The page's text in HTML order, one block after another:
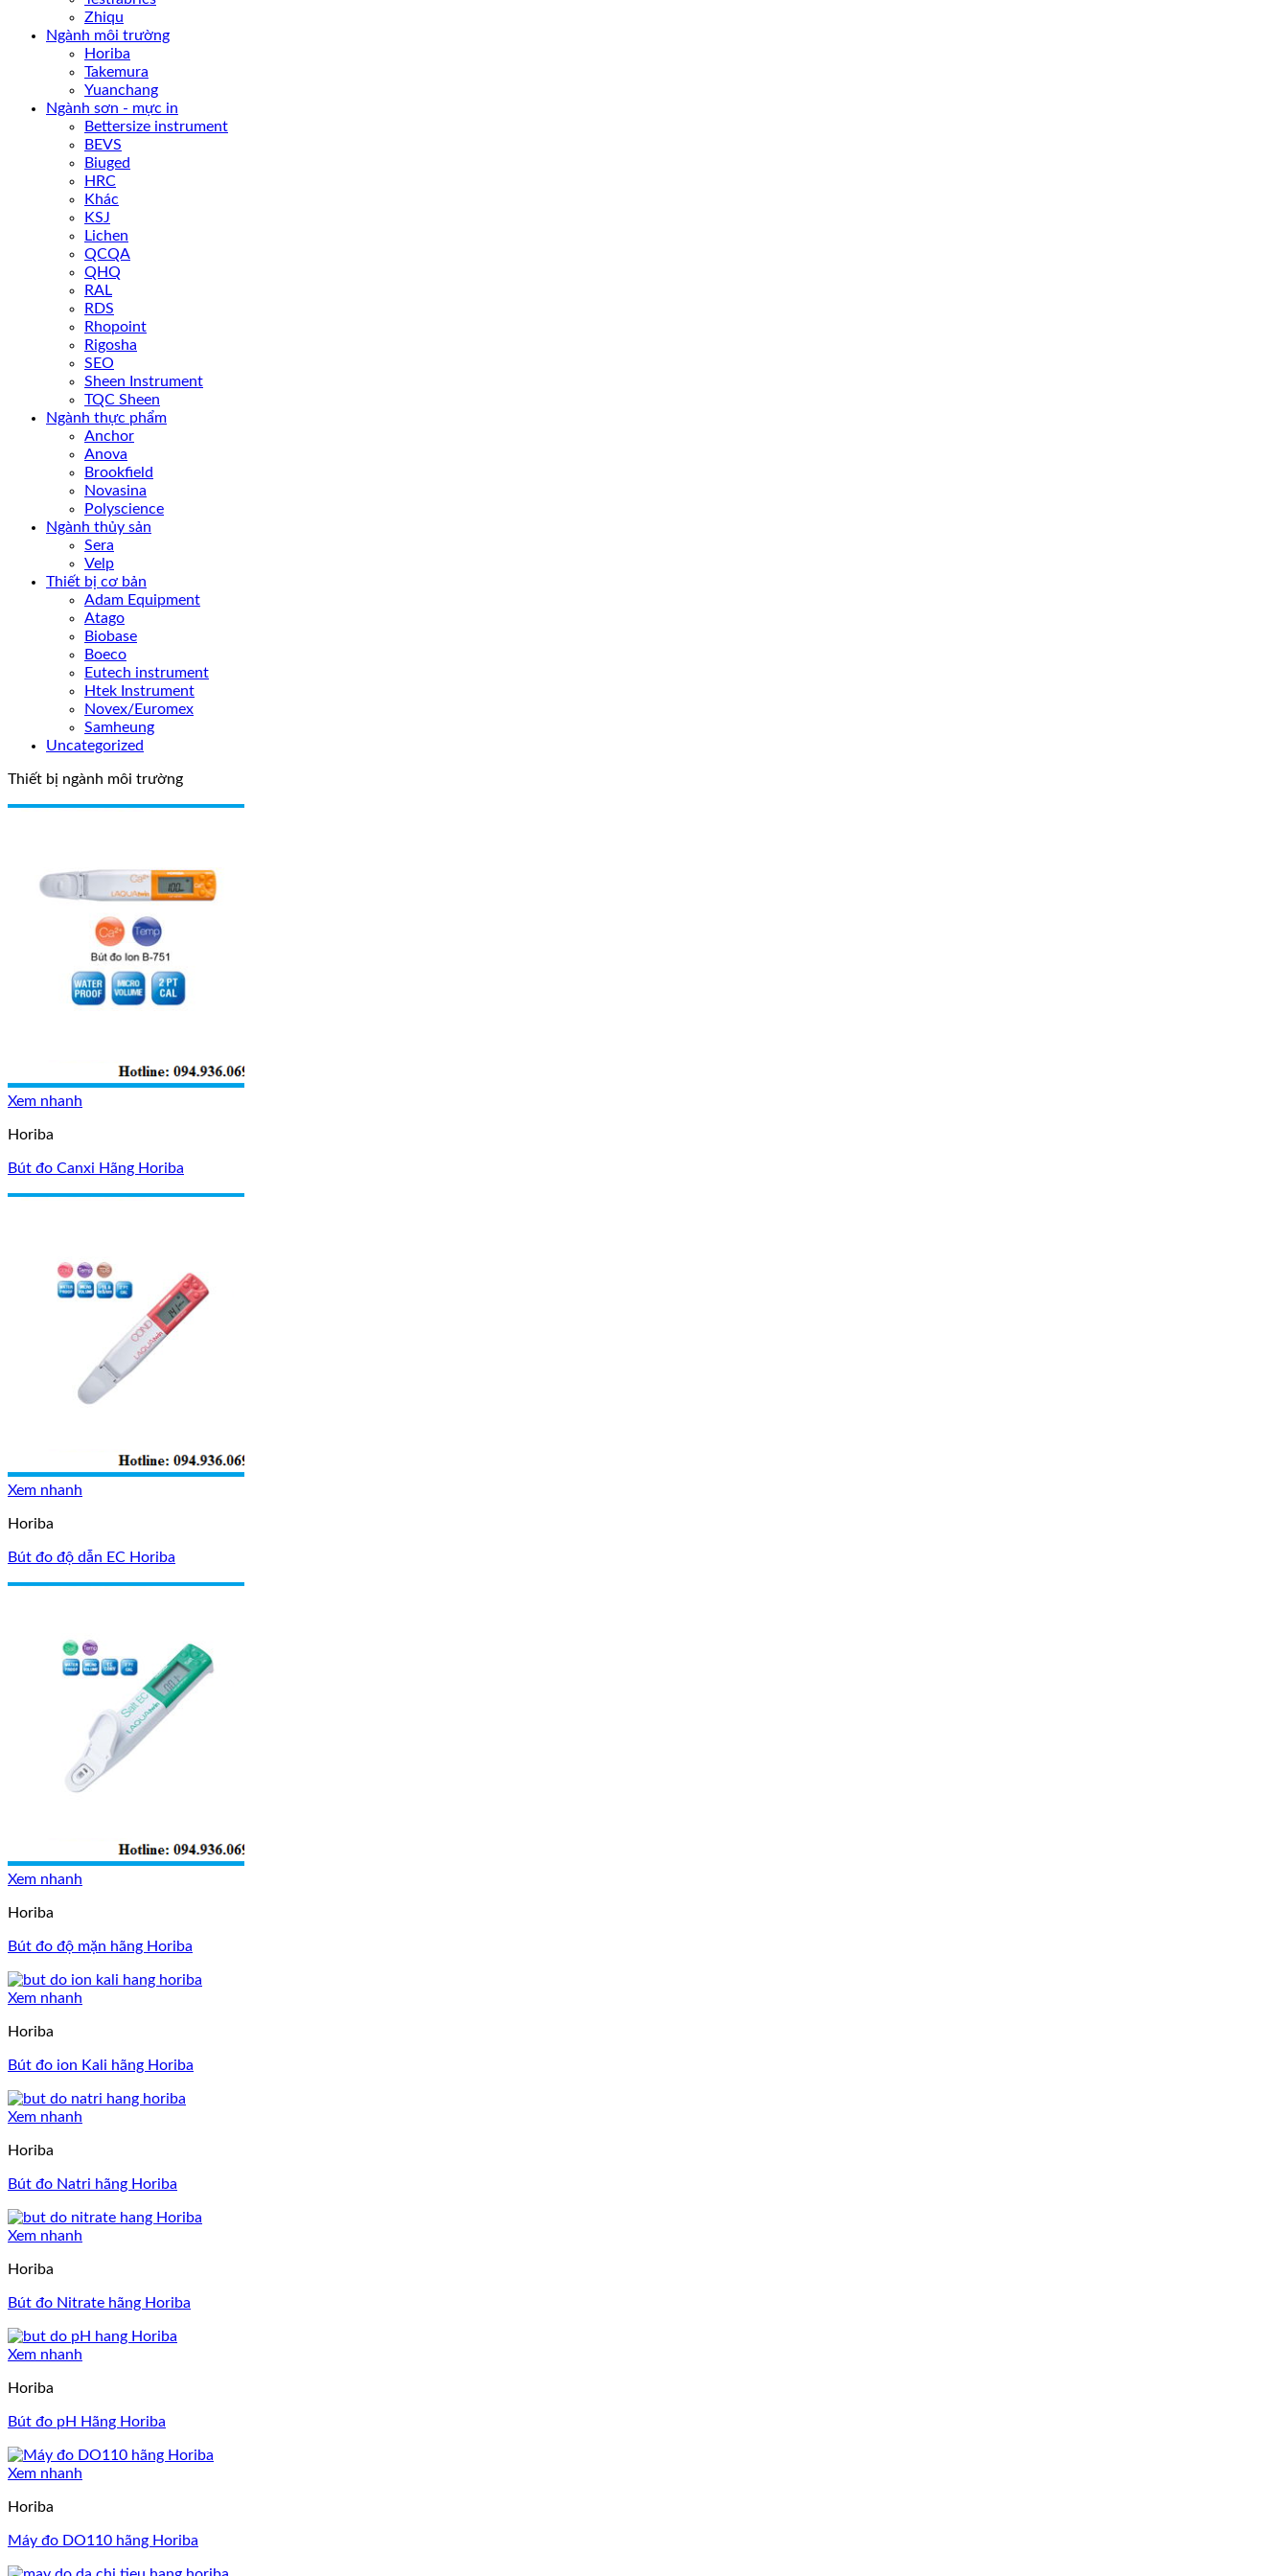
Zhiqu
Ngành môi trường
Horiba
Takemura
Yuanchang
Ngành sơn - mực in
Bettersize instrument
BEVS
Biuged
HRC
Khác
KSJ
Lichen
QCQA
QHQ
RAL
RDS
Rhopoint
Rigosha
SEO
Sheen Instrument
TQC Sheen
Ngành thực phẩm
Anchor
Anova
Brookfield
Novasina
Polyscience
Ngành thủy sản
Sera
Velp
Thiết bị cơ bản
Adam Equipment
Atago
Biobase
Boeco
Eutech instrument
Htek Instrument
Novex/Euromex
Samheung
Uncategorized
Thiết bị ngành môi trường
Xem nhanh
Horiba
Bút đo Canxi Hãng Horiba
Xem nhanh
Horiba
Bút đo độ dẫn EC Horiba
Xem nhanh
Horiba
Bút đo độ mặn hãng Horiba
Xem nhanh
Horiba
Bút đo ion Kali hãng Horiba
Xem nhanh
Horiba
Bút đo Natri hãng Horiba
Xem nhanh
Horiba
Bút đo Nitrate hãng Horiba
Xem nhanh
Horiba
Bút đo pH Hãng Horiba
Xem nhanh
Horiba
Máy đo DO110 hãng Horiba